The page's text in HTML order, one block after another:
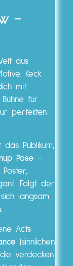
–
aus
Keck
mit
für
perfekten
Publikum,
Pose –
Folgt der
langsam
Acts
(sinnlichen
verdecken